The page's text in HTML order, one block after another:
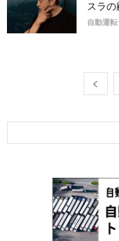
スラ
自動運